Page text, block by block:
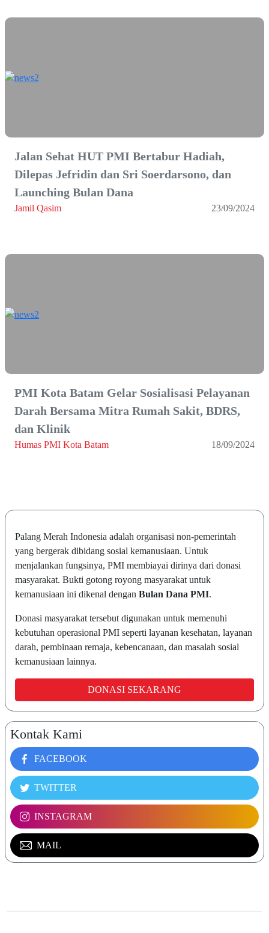
Jalan Sehat HUT PMI Bertabur Hadiah,
Dilepas Jefridin dan Sri Soerdarsono, dan
Launching Bulan Dana
Jamil Qasim 23/09/2024
PMI Kota Batam Gelar Sosialisasi Pelayanan
Darah Bersama Mitra Rumah Sakit, BDRS,
dan Klinik
Humas PMI Kota Batam 18/09/2024
Palang Merah Indonesia adalah organisasi non-pemerintah
yang bergerak dibidang sosial kemanusiaan. Untuk
menjalankan fungsinya, PMI membiayai dirinya dari donasi
masyarakat. Bukti gotong royong masyarakat untuk
kemanusiaan ini dikenal dengan Bulan Dana PMI.
Donasi masyarakat tersebut digunakan untuk memenuhi
kebutuhan operasional PMI seperti layanan kesehatan, layanan
darah, pembinaan remaja, kebencanaan, dan masalah sosial
kemanusiaan lainnya.
DONASI SEKARANG
Kontak Kami
FACEBOOK
TWITTER
INSTAGRAM
MAIL